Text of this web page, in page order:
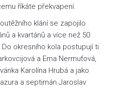
říkáte překvapení.
klání se zapojilo
a kvartánů a více než 50
okresního kola postupují ti
a Ema Nermuťová,
Karolína Hrubá a jako
a septimán Jaroslav